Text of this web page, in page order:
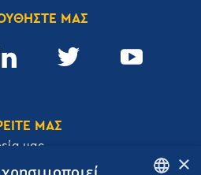
ΜΑΣ
ΜΑΣ
μας
×